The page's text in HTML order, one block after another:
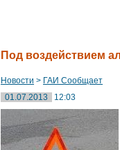
Под воздействием
Новости > ГАИ Сообщает
01.07.2013
12:03